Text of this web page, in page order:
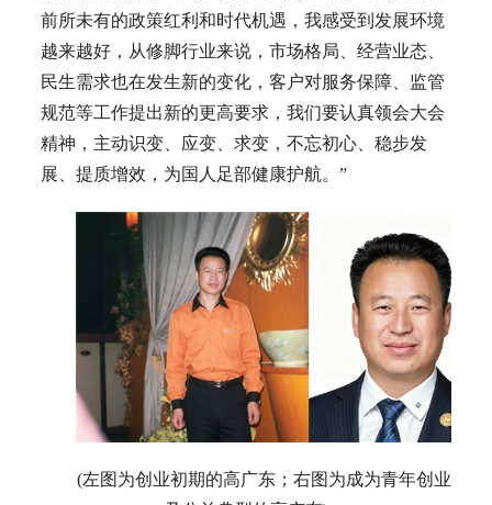
前所未有的政策红利和时代机遇，我感受到发展环境
越来越好，从修脚行业来说，市场格局、经营业态、
民生需求也在发生新的变化，客户对服务保障、监管
规范等工作提出新的更高要求，我们要认真领会大会
精神，主动识变、应变、求变，不忘初心、稳步发
展、提质增效，为国人足部健康护航。”
(左图为创业初期的高广东；右图为成为青年创业